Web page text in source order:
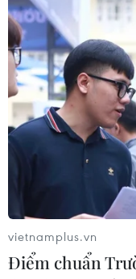
vietnamplus.vn
Điểm chuẩn